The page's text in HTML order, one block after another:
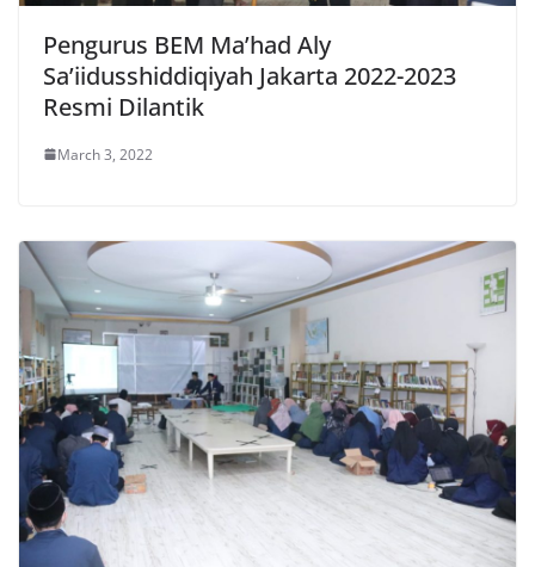
Pengurus BEM Ma’had Aly
Sa’iidusshiddiqiyah Jakarta 2022-2023
Resmi Dilantik
March 3, 2022